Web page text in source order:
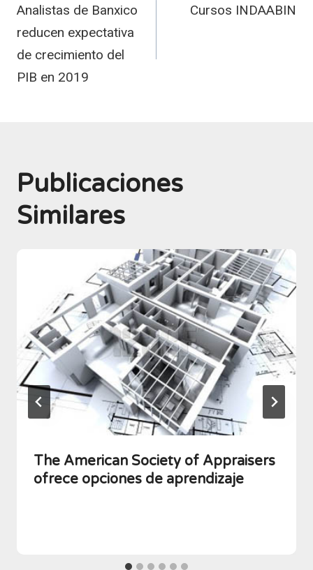
de
entradas
Analistas de Banxico
reducen expectativa
de crecimiento del
PIB en 2019
Cursos INDAABIN
Publicaciones
Similares
The American Society of Appraisers
ofrece opciones de aprendizaje